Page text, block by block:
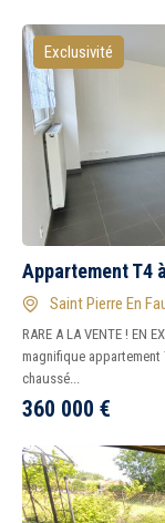
Exclusivité
Appartement T4
Saint Pierre En
RARE A LA VENTE ! EN
magnifique
chaussé...
360 000 €